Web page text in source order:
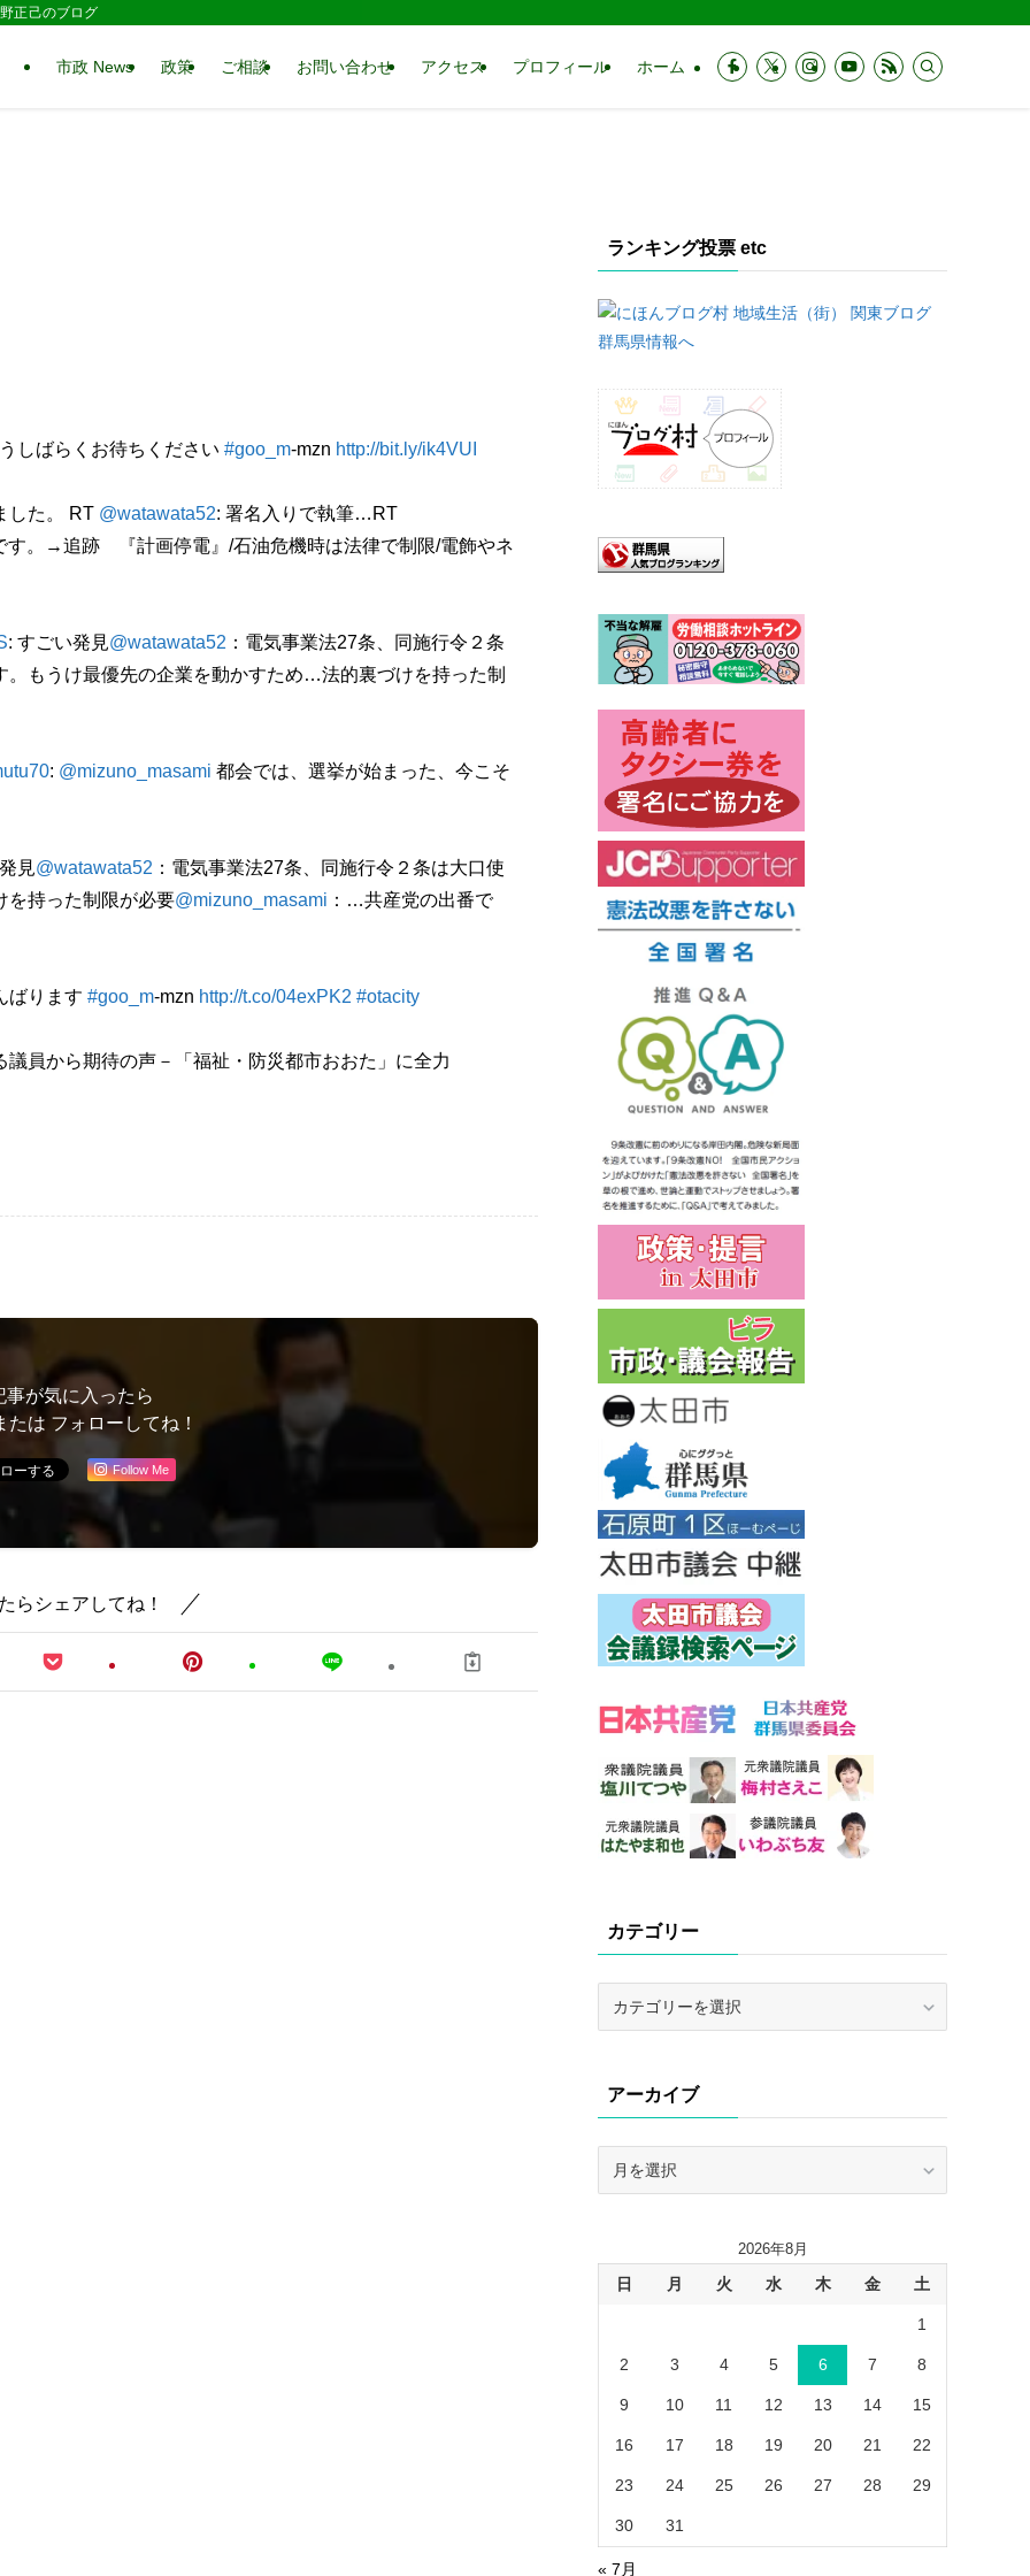
正己のブログ
市政 News 政策 ご相談 お問い合わせ アクセス プロフィール ホーム
しばらくお待ちください #goo_m-mzn http://bit.ly/ik4VUI
した。 RT @watawata52: 署名入りで執筆…RT
す。→追跡 『計画停電』/石油危機時は法律で制限/電飾やネ
: すごい発見@watawata52 ：電気事業法27条、同施行令２条
もうけ最優先の企業を動かすため…法的裏づけを持った制
: @mizuno_masami 都会では、選挙が始まった、今こそ
見@watawata52 ：電気事業法27条、同施行令２条は大口使
持った制限が必要@mizuno_masami ：…共産党の出番で
ばります #goo_m-mzn http://t.co/04exPK2 #otacity
員から期待の声－「福祉・防災都市おおた」に全力
事が気に入ったら
は フォローしてね！
Follow Me
らシェアしてね！
ランキング投票 etc
カテゴリー
ーアーカイブ
2026年8月
日 月 火 水 木 金 土
1
2 3 4 5 6 7 8
9 10 11 12 13 14 15
16 17 18 19 20 21 22
23 24 25 26 27 28 29
30 31
« 7月